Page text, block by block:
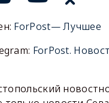
ForPost— Лучшее
ForPost.